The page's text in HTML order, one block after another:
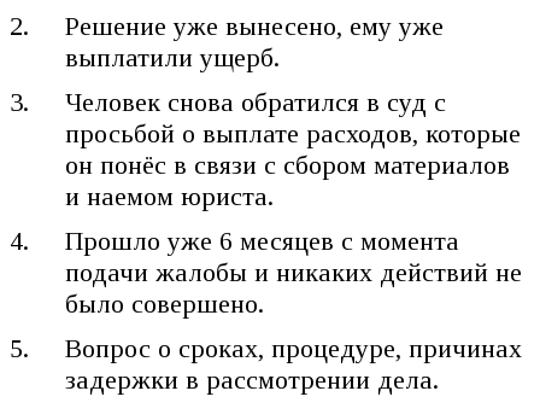
Решение уже вынесено, ему уже
выплатили ущерб.
Человек снова обратился в суд с
просьбой о выплате расходов, которые
он понёс в связи с сбором материалов
и наемом юриста.
Прошло уже 6 месяцев с момента
подачи жалобы и никаких действий не
было совершено.
Вопрос о сроках, процедуре, причинах
задержки в рассмотрении дела.